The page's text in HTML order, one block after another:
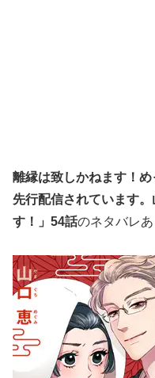
離縁は致しかねます！ め
先行配信されています。
す！」54話のネタバレ